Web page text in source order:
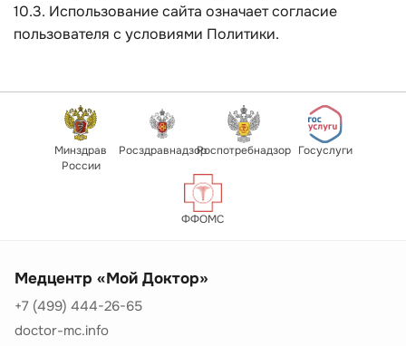
10.3. Использование сайта означает согласие
пользователя с условиями Политики.
Минздрав
России
РосздравнадзорРоспотребнадзор Госуслуги
ФФОМС
Медцентр «Мой Доктор»
+7 (499) 444-26-65
doctor-mc.info